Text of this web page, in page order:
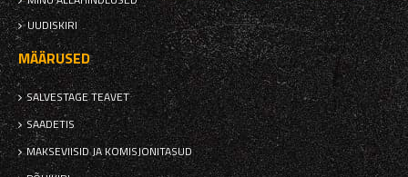
UUDISKIRI
MÄÄRUSED
SALVESTAGE TEAVET
SAADETIS
MAKSEVIISID JA KOMISJONITASUD